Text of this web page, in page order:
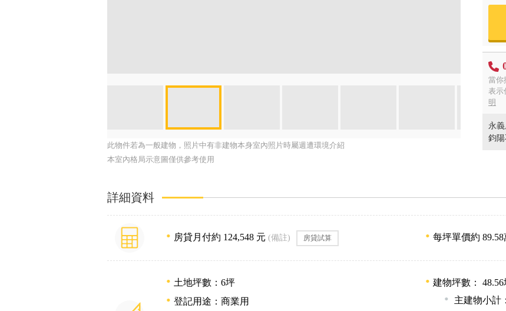
此物件若為一般建物，照片中有非建物本身室內照片時屬週遭環境介紹
本室內格局示意圖僅供參考使用
當你
表示
明
永
鈞
詳細資料
房貸月付約 124,548 元 (備註) 房貸試算 每坪單價約 89.58
土地坪數：6坪
登記用途：商業用
建物坪數： 48.56
主建物小計